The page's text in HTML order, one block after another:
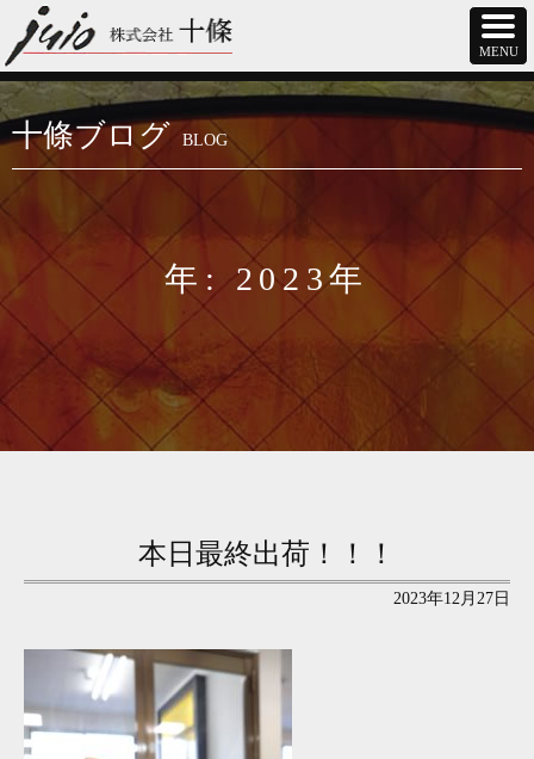
十條ブログ BLOG
年: 2023年
本日最終出荷！！！
2023年12月27日